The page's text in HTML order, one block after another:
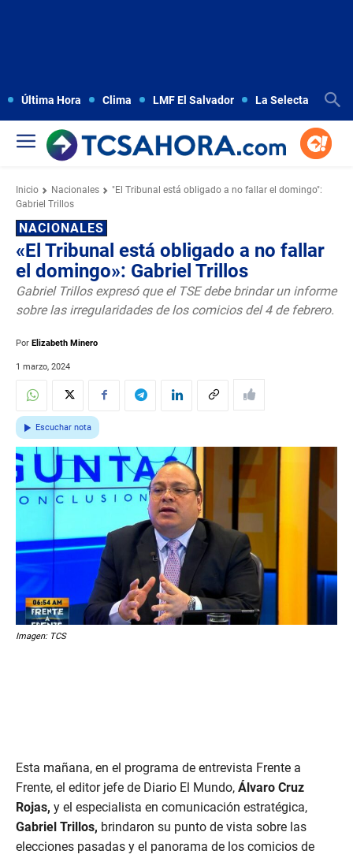
Última Hora Clima LMF El Salvador La Selecta
Inicio Nacionales
"El Tribunal está obligado a no fallar el domingo":
Gabriel Trillos
NACIONALES
«El Tribunal está obligado a no fallar
el domingo»: Gabriel Trillos
Gabriel Trillos expresó que el TSE debe brindar un informe
sobre las irregularidades de los comicios del 4 de febrero.
Por Elizabeth Minero
1 marzo, 2024
Escuchar nota
Imagen: TCS
Esta mañana, en el programa de entrevista Frente a
Frente, el editor jefe de Diario El Mundo, Álvaro Cruz
Rojas, y el especialista en comunicación estratégica,
Gabriel Trillos, brindaron su punto de vista sobre las
elecciones pasadas y el panorama de los comicios de